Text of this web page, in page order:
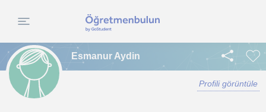
Esmanur Aydin
Profili görüntüle